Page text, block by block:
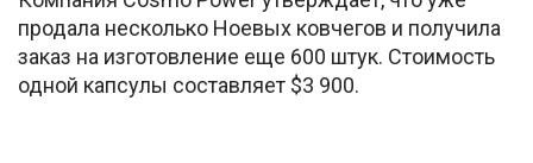
продала несколько Ноевых ковчегов и получила
заказ на изготовление еще 600 штук. Стоимость
одной капсулы составляет $3 900.